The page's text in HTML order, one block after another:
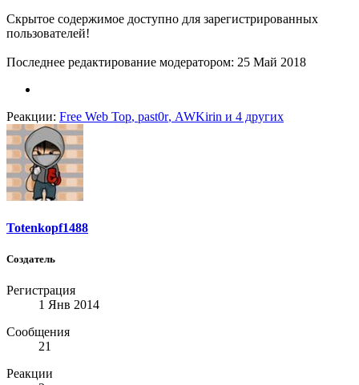
Скрытое содержимое доступно для зарегистрированных
пользователей!
Последнее редактирование модератором: 25 Май 2018
Реакции: Free Web Top, past0r, AWKirin и 4 других
Totenkopf1488
Создатель
Регистрация
1 Янв 2014
Сообщения
21
Реакции